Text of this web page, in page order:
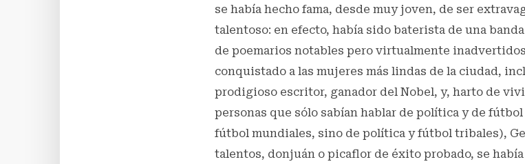
se había hecho fama, desde muy joven, de ser
talentoso: en efecto, había sido baterista de una
de poemarios notables pero virtualmente
conquistado a las mujeres más lindas de la ciudad,
prodigioso escritor, ganador del Nobel, y, harto de
personas que sólo sabían hablar de política y de
fútbol mundiales, sino de política y fútbol tribales),
talentos, donjuán o picaflor de éxito probado, se